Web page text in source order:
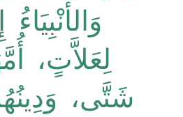
لِعَلاَّتٍ،
شَتَّى،